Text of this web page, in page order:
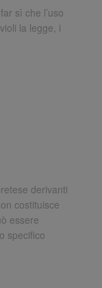
sì che l’uso
la legge, i
derivanti
costituisce
essere
specifico